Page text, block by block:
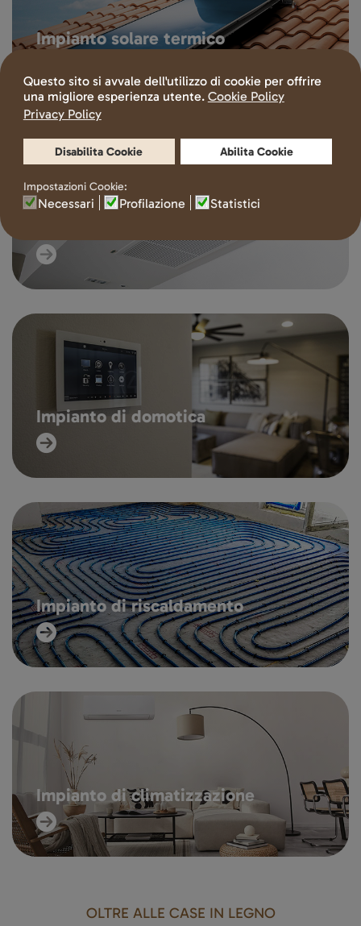
Impianto solare termico
Impianto di ventilazione meccanica
Impianto di domotica
Impianto di riscaldamento
Impianto di climatizzazione
OLTRE ALLE CASE IN LEGNO